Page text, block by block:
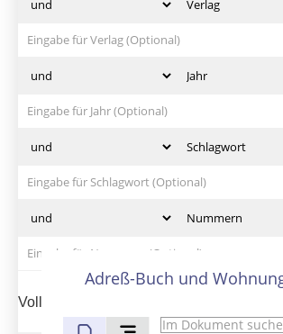
Volltext und Inhaltsverzeichnis
Clouds
Schlagwörter
Jahre
Adreß-Buch und